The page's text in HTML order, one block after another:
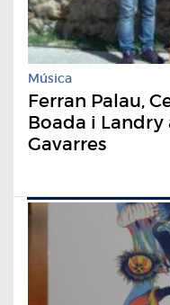
Música
Ferran Palau,
Boada i Landry
Gavarres